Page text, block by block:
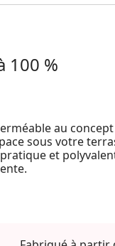
100 %
au
sous votre
et